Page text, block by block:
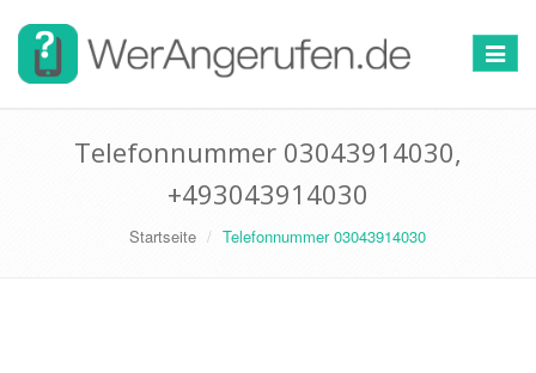
Toggle
Telefonnummer 03043914030,
+493043914030
Startseite Telefonnummer 03043914030